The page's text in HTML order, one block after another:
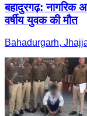
बहादुरगढ़: नागरिक
वर्षीय युवक की मौत
Bahadurgarh,